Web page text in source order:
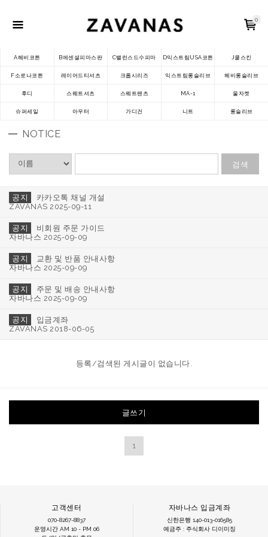
0
A헤비코튼 B에센셜피마스판 C밸런스드수피마 D익스트림USA코튼 J쿨스킨
F소로나코튼 레이어드티셔츠 크롭시리즈 익스트림롱슬리브 헤비롱슬리브
후디 스웨트셔츠 스웨트팬츠 MA-1 울자켓
슈퍼세일 아우터 가디건 니트 롱슬리브
NOTICE
검색
공지
카카오톡 채널 개설
ZAVANAS 2025-09-11
공지
비회원 주문 가이드
자바나스 2025-09-09
공지
교환 및 반품 안내사항
자바나스 2025-09-09
공지
주문 및 배송 안내사항
자바나스 2025-09-09
공지
입금계좌
ZAVANAS 2018-06-05
등록/검색된 게시글이 없습니다.
글쓰기
1
고객센터
070-8267-8837
운영시간 AM 10 - PM 06
자바나스 입금계좌
신한은행 140-013-016585
예금주 : 주식회사 디이미징